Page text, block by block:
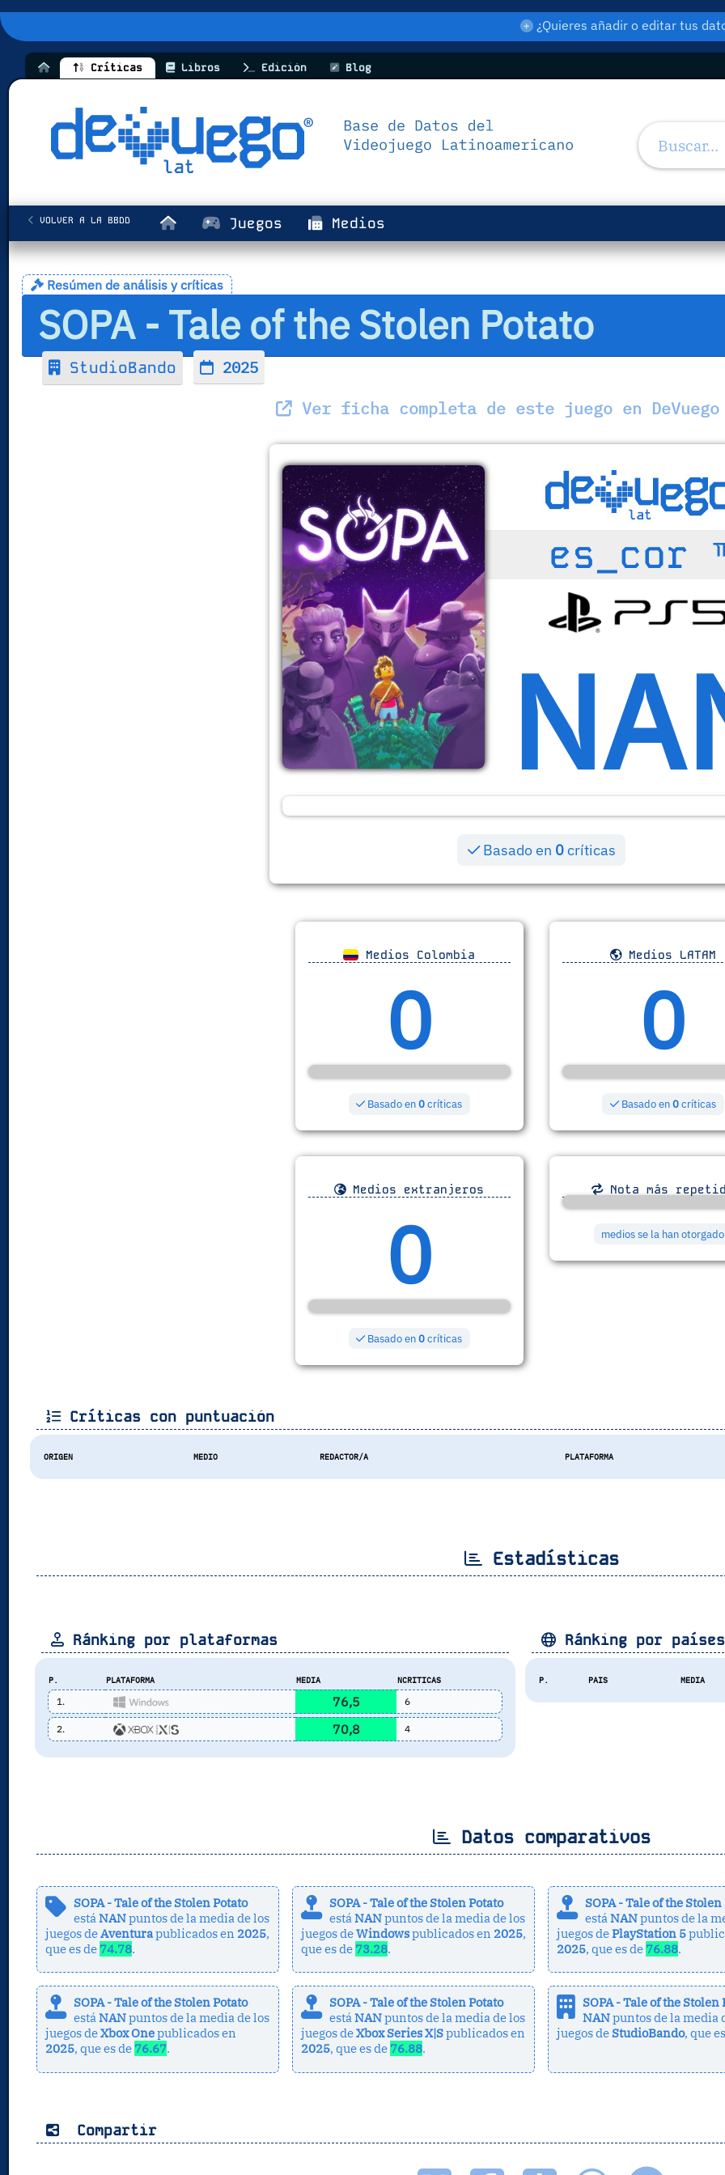
¿Quieres añadir o editar tus
Críticas Libros Edición Blog
Juegos Medios
VOLVER A LA BBDD
Resúmen de análisis y críticas
SOPA - Tale of the Stolen Potato
StudioBando 2025
Ver ficha completa de este juego en DeVuego
es_cor
Basado en 0críticas
Medios Colombia
0
Basado en0críticas
Medios LATAM
0
Basado en0críticas
Medios extranjeros
0
Basado en0críticas
Nota más
medios se la han otorgado
Críticas con puntuación
ORIGEN MEDIO REDACTOR/A PLATAFORMA
Estadísticas
Ránking por plataformas
P. PLATAFORMA MEDIA NCRITICAS
1. 76,5 6
2. 70,8 4
Ránking por países
P. PAIS MEDIA
Datos comparativos
SOPA - Tale of the Stolen Potato
está NANpuntos de la media de los
juegos deAventurapublicados en 2025,
que es de 74.78.
SOPA - Tale of the Stolen Potato
estáNANpuntos de la media de los
juegos deWindowspublicados en 2025,
que es de 73.28.
SOPA - Tale of the Stolen
estáNANpuntos de la
juegos dePlayStation 5
2025, que es de 76.88.
SOPA - Tale of the Stolen Potato
estáNANpuntos de la media de los
juegos deXbox Onepublicados en
2025, que es de 76.67.
SOPA - Tale of the Stolen Potato
estáNANpuntos de la media de los
juegos deXbox Series X|Spublicados en
2025, que es de 76.88.
SOPA - Tale of the Stolen
NANpuntos de la media
juegos de StudioBando, que
Compartir